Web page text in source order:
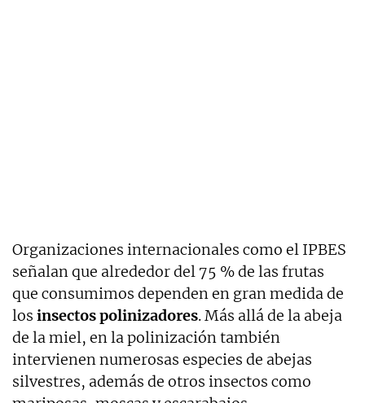
Organizaciones internacionales como el IPBES
señalan que alrededor del 75 % de las frutas
que consumimos dependen en gran medida de
los insectos polinizadores. Más allá de la abeja
de la miel, en la polinización también
intervienen numerosas especies de abejas
silvestres, además de otros insectos como